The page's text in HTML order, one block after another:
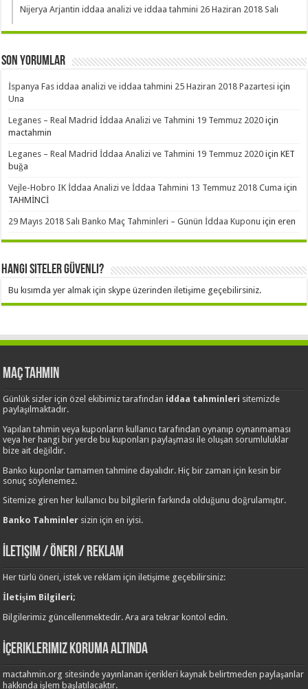
Nijerya Arjantin iddaa analizi ve iddaa tahmini 26 Haziran 2018 Salı
Son Yorumlar
İspanya Fas iddaa analizi ve iddaa tahmini 25 Haziran 2018 Pazartesi için
Una
Leganes – Real Madrid İddaa Analizi ve Tahmini 19 Temmuz 2020 için
mactahmin
Leganes – Real Madrid İddaa Analizi ve Tahmini 19 Temmuz 2020 içinKET
buğa
Vejle-Hobro IK İddaa Analizi ve İddaa Tahmini 13 Temmuz 2018 Cuma için
TAHMİNCİ
29 Mayıs 2018 Salı Banko Maç Tahminleri – Günün İddaa Kuponu içineren
Hangi Siteler Güvenli?
Bu kısımda yer almak için skype üzerinden iletişime geçebilirsiniz.
Maç Tahmin
Günlük sizler için özel ekibimiz tarafından iddaa tahminleri sitemizde
paylaşılmaktadır.
Yapılan tahmin veya kuponların kullanıcı tarafından oynanıp oynanmaması
veya her hangi bir yerde bu kuponları paylaşması ile oluşan sorumluluklar
bize ait değildir.
Banko kuponlar tamamen tahmine dayalıdır. Hiç bir zaman için kesin bir
sonuç söylenemez.
Sitemize giren her kullanıcı bu bilgilerin farkında olduğunu doğrulamıştır.
Banko Tahminler sizin için en iyisi.
İletişim / Öneri / Reklam
Her türlü öneri, istek ve reklam için iletişime geçebilirsiniz:
İletişim Bilgileri;
Bilgilerimiz güncellenmektedir. Ara ara tekrar kontol edin.
İçeriklerimiz Koruma Altında
mactahmin.org sitesinde yayınlanan içerikleri kaynak belirtmeden paylaşanlar
hakkında işlem başlatılacaktır.